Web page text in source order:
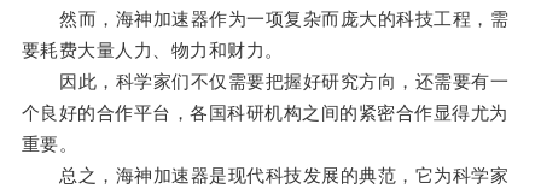
然而，海神加速器作为一项复杂而庞大的科技工程，需
要耗费大量人力、物力和财力。
因此，科学家们不仅需要把握好研究方向，还需要有一
个良好的合作平台，各国科研机构之间的紧密合作显得尤为
重要。
总之，海神加速器是现代科技发展的典范，它为科学家